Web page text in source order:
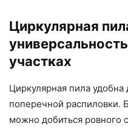
Циркулярная
участках
Циркулярная пила
поперечной распиловки.
можно добиться ровного